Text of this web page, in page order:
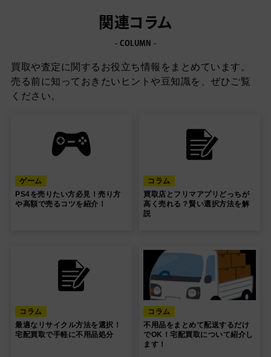
もあります。保証シールは高価買取につながること
関連コラム
- COLUMN -
買取や査定に関するお役立ち情報をまとめています。
売る前に知っておきたいヒントや豆知識を、ぜひご覧
ください。
ゲーム
PS4を売りたい方必見！売り方
や高額で売るコツを紹介！
コラム
買取店とフリマアプリどっちが
高く売れる？賢い選択方法を解
説
コラム
最適なリサイクル方法を選択！
宅配買取で手軽に不用品処分
コラム
不用品をまとめて配送するだけ
でOK！宅配買取について紹介し
ます！